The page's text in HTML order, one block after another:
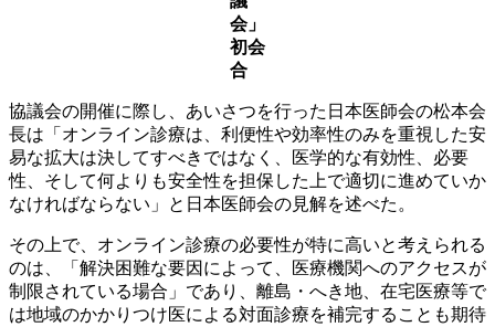
会」
初会
合
協議会の開催に際し、あいさつを行った日本医師会の松本会
長は「オンライン診療は、利便性や効率性のみを重視した安
易な拡大は決してすべきではなく、医学的な有効性、必要
性、そして何よりも安全性を担保した上で適切に進めていか
なければならない」と日本医師会の見解を述べた。
その上で、オンライン診療の必要性が特に高いと考えられる
のは、「解決困難な要因によって、医療機関へのアクセスが
制限されている場合」であり、離島・へき地、在宅医療等で
は地域のかかりつけ医による対面診療を補完することも期待